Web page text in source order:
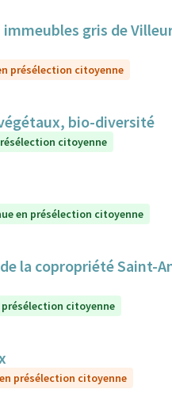
gris de
présélection citoyenne
bio-diversité
citoyenne
en présélection citoyenne
la copropriété Saint-
présélection citoyenne
présélection citoyenne